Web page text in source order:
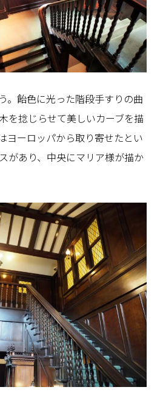
。飴色に光った階段手すりの曲
を捻じらせて美しいカーブを描
ヨーロッパから取り寄せたとい
があり、中央にマリア様が描か